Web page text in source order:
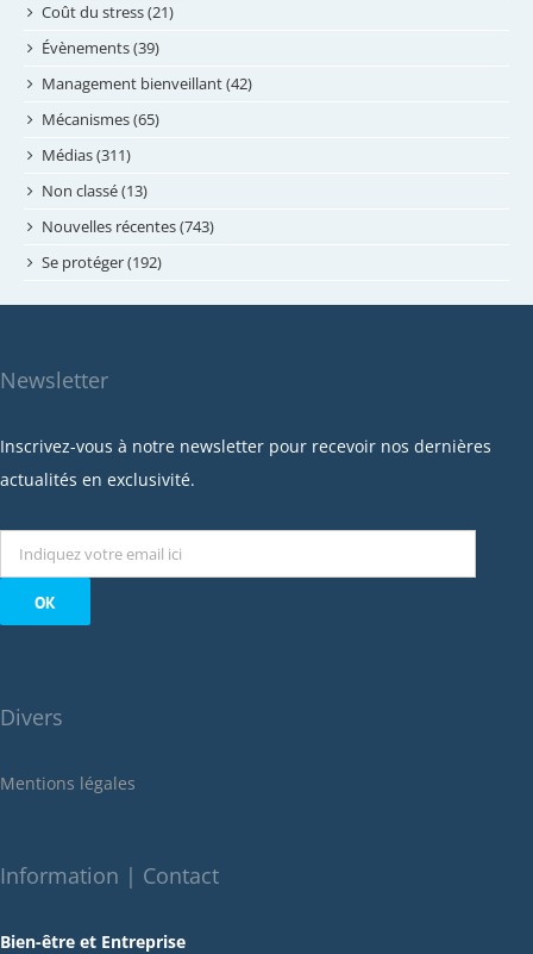
juin 2024
mai 2024
avril 2024
février 2024
janvier 2024
novembre 2023
octobre 2023
septembre 2023
mars 2023
janvier 2023
décembre 2022
octobre 2022
septembre 2022
août 2022
mai 2022
décembre 2021
octobre 2021
juillet 2021
Coût du stress (21)
Évènements (39)
Management bienveillant (42)
Mécanismes (65)
Médias (311)
Non classé (13)
Nouvelles récentes (743)
Se protéger (192)
Newsletter
Inscrivez-vous à notre newsletter pour recevoir nos dernières
actualités en exclusivité.
Divers
Mentions légales
Information | Contact
Bien-être et Entreprise